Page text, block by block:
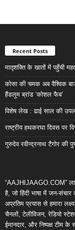
Recent Posts
मातृशक्ति के खातों में पहुँची
कोसा की चमक अब वैश्विक
हैंडलूम ब्रांड ‘कोशल फैब’
विशेष लेख : ढाई साल की
राष्ट्रीय हथकरघा दिवस पर
गुरुदेव रवीन्द्रनाथ टैगोर की
“AAJHIJAAGO.COM”
है, जो हिंदी भाषा में जन-
अप्रतिम प्रयास से हमारा
चैनलों, टेलीविजन, रेडियो
ईमानदार, और निष्पक्ष टीम